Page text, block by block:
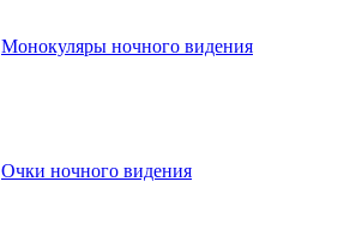
Монокуляры ночного видения
Очки ночного видения